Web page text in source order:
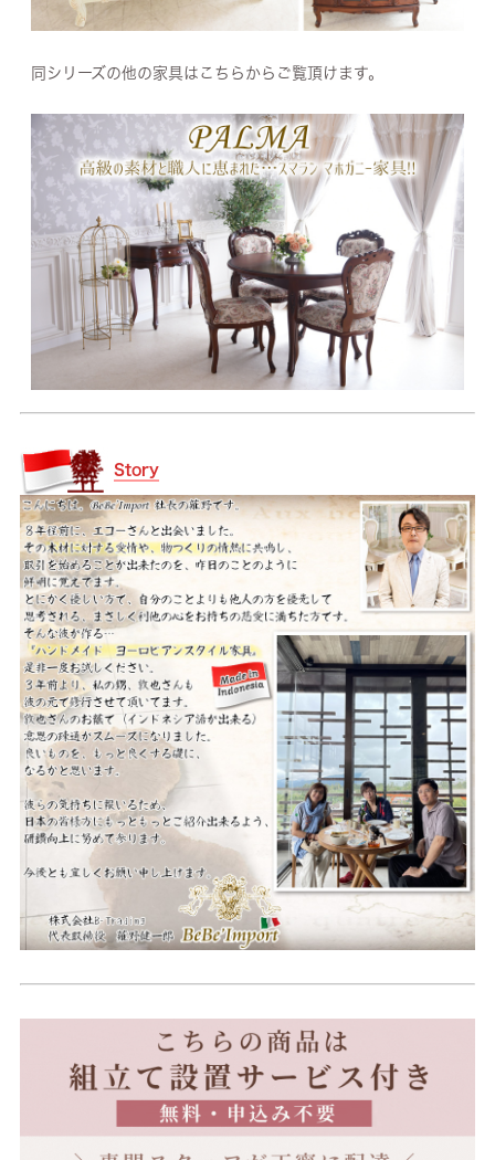
同シリーズの他の家具はこちらからご覧頂けます。
Story